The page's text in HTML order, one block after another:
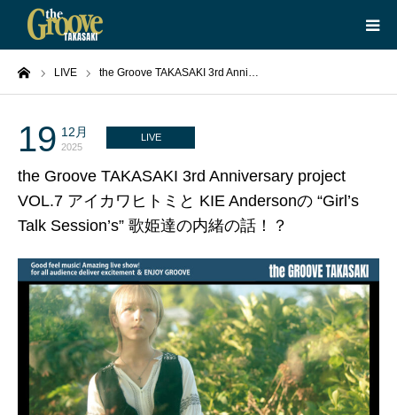
LIVE the Groove TAKASAKI 3rd Anni…
19 12月
2025
LIVE
the Groove TAKASAKI 3rd Anniversary project
VOL.7 アイカワヒトミと KIE Andersonの “Girl’s
Talk Session’s” 歌姫達の内緒の話！？
HOME
LIVE
EQUIPMENT
BOOKING
ABOUT
CONTACT